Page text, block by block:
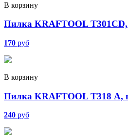
В корзину
Пилка KRAFTOOL
170 руб
В корзину
Пилка KRAFTOOL T318 А,
240 руб